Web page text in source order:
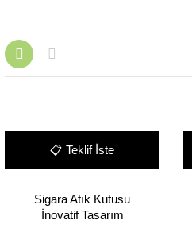
📋 Teklif İste
Sigara Atık Kutusu
İnovatif Tasarım